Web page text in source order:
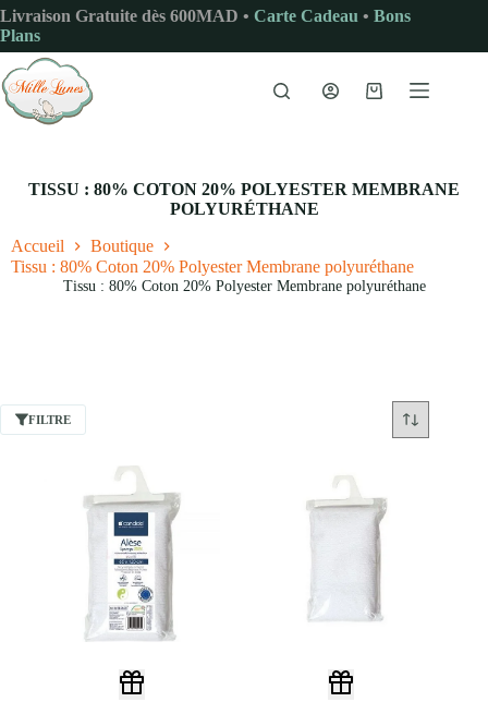
Passer
au
contenu
Livraison Gratuite dès 600MAD • Carte Cadeau • Bons
Plans
Panier
TISSU : 80% COTON 20% POLYESTER MEMBRANE
POLYURÉTHANE
Accueil
Boutique
Tissu : 80% Coton 20% Polyester Membrane polyuréthane
Tissu : 80% Coton 20% Polyester Membrane polyuréthane
FILTRE